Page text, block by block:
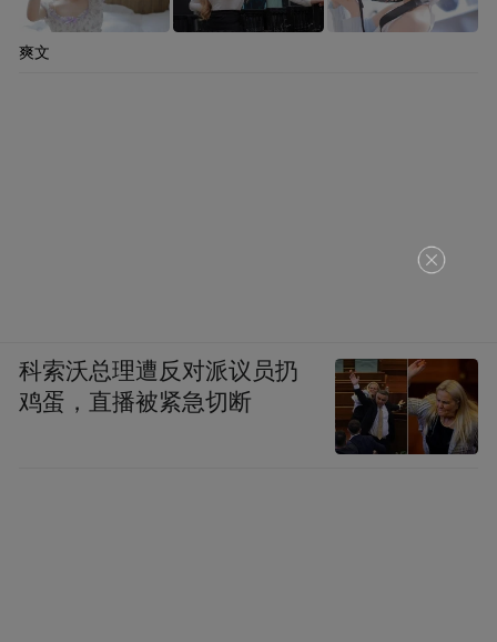
爽文
科索沃总理遭反对派议员扔
鸡蛋，直播被紧急切断